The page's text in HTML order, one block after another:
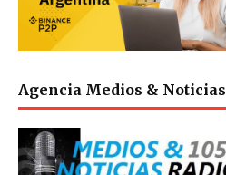
Agencia Medios & Noticias